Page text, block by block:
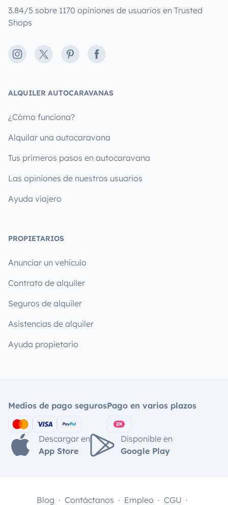
3.84/5 sobre 1170 opiniones de usuarios en Trusted
Shops
Instagram
X PinterestFacebook
ALQUILER AUTOCARAVANAS
¿Cómo funciona?
Alquilar una autocaravana
Tus primeros pasos en autocaravana
Las opiniones de nuestros usuarios
Ayuda viajero
PROPIETARIOS
Anunciar un vehículo
Contrato de alquiler
Seguros de alquiler
Asistencias de alquiler
Ayuda propietario
Medios de pago segurosPago en varios plazos
Descargar en
App Store
Disponible en
Google Play
Blog Contáctanos Empleo CGU